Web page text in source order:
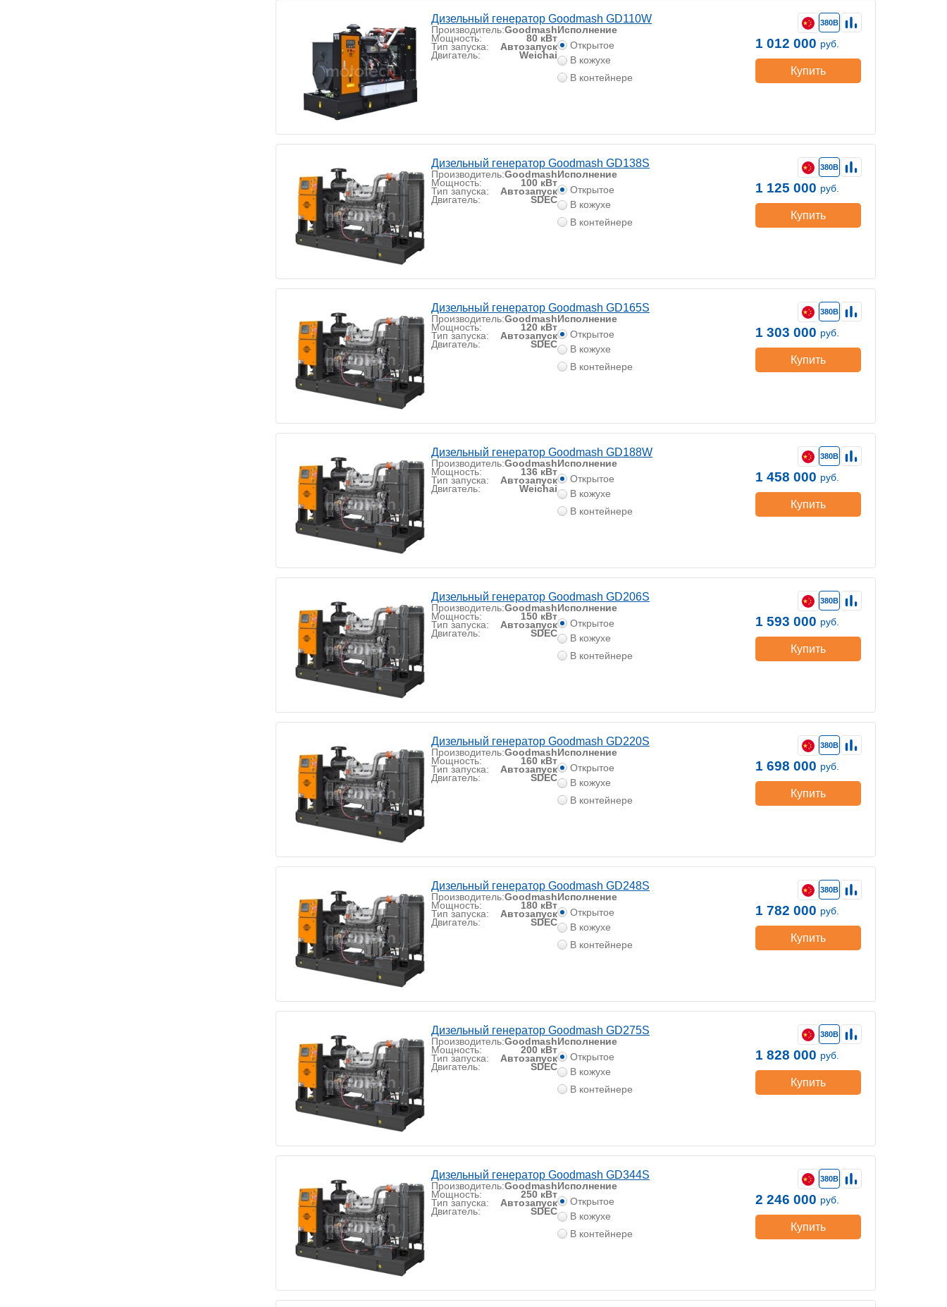
Дизельный генератор Goodmash GD110W
Производитель:Goodmash
Мощность: 80 кВт
Тип запуска: Автозапуск
Двигатель: Weichai
Исполнение
Открытое
В кожухе
В контейнере
380В
1 012 000 руб.
Купить
Дизельный генератор Goodmash GD138S
Производитель:Goodmash
Мощность: 100 кВт
Тип запуска: Автозапуск
Двигатель: SDEC
Исполнение
Открытое
В кожухе
В контейнере
380В
1 125 000 руб.
Купить
Дизельный генератор Goodmash GD165S
Производитель:Goodmash
Мощность: 120 кВт
Тип запуска: Автозапуск
Двигатель: SDEC
Исполнение
Открытое
В кожухе
В контейнере
380В
1 303 000 руб.
Купить
Дизельный генератор Goodmash GD188W
Производитель:Goodmash
Мощность: 136 кВт
Тип запуска: Автозапуск
Двигатель: Weichai
Исполнение
Открытое
В кожухе
В контейнере
380В
1 458 000 руб.
Купить
Дизельный генератор Goodmash GD206S
Производитель:Goodmash
Мощность: 150 кВт
Тип запуска: Автозапуск
Двигатель: SDEC
Исполнение
Открытое
В кожухе
В контейнере
380В
1 593 000 руб.
Купить
Дизельный генератор Goodmash GD220S
Производитель:Goodmash
Мощность: 160 кВт
Тип запуска: Автозапуск
Двигатель: SDEC
Исполнение
Открытое
В кожухе
В контейнере
380В
1 698 000 руб.
Купить
Дизельный генератор Goodmash GD248S
Производитель:Goodmash
Мощность: 180 кВт
Тип запуска: Автозапуск
Двигатель: SDEC
Исполнение
Открытое
В кожухе
В контейнере
380В
1 782 000 руб.
Купить
Дизельный генератор Goodmash GD275S
Производитель:Goodmash
Мощность: 200 кВт
Тип запуска: Автозапуск
Двигатель: SDEC
Исполнение
Открытое
В кожухе
В контейнере
380В
1 828 000 руб.
Купить
Дизельный генератор Goodmash GD344S
Производитель:Goodmash
Мощность: 250 кВт
Тип запуска: Автозапуск
Двигатель: SDEC
Исполнение
Открытое
В кожухе
В контейнере
380В
2 246 000 руб.
Купить